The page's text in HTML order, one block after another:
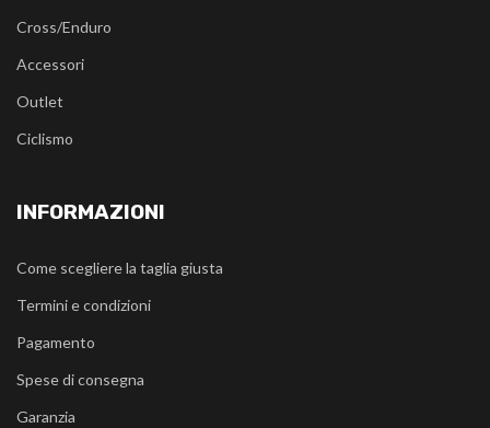
Cross/Enduro
Accessori
Outlet
Ciclismo
INFORMAZIONI
Come scegliere la taglia giusta
Termini e condizioni
Pagamento
Spese di consegna
Garanzia